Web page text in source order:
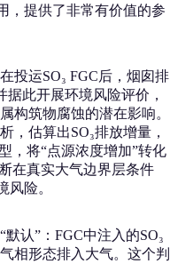
，提供了非常有价值的参
投运SO₃ FGC后，烟囱排
据此开展环境风险评价，
构筑物腐蚀的潜在影响。
，估算出SO₃排放增量，
，将“点源浓度增加”转化
在真实大气边界层条件
风险。
认”：FGC中注入的SO₃
相形态排入大气。这个判